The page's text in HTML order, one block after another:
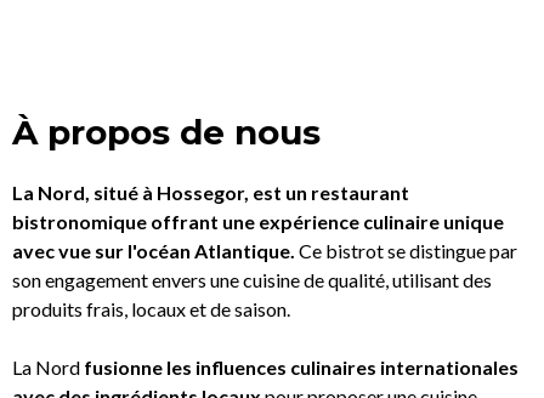
À propos de nous
La Nord, situé à Hossegor, est un restaurant
bistronomique offrant une expérience culinaire unique
avec vue sur l'océan Atlantique. Ce bistrot se distingue par
son engagement envers une cuisine de qualité, utilisant des
produits frais, locaux et de saison.
La Nord fusionne les influences culinaires internationales